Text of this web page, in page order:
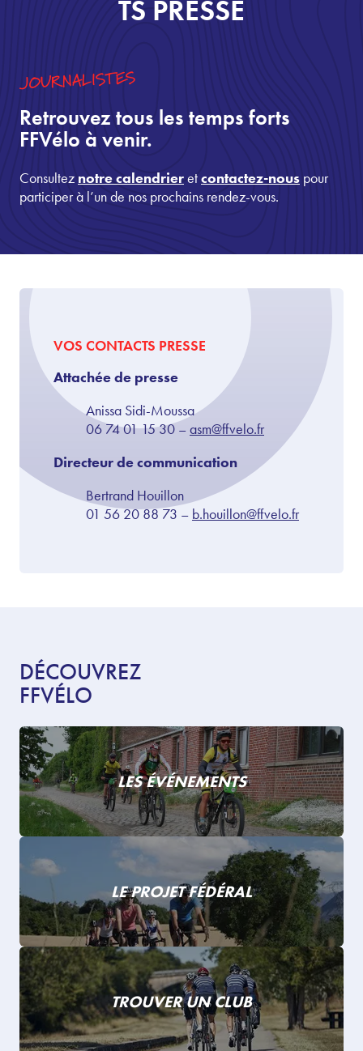
TS PRESSE
JOURNALISTES
Retrouvez tous les temps forts
FFVélo à venir.
Consultez notre calendrieretcontactez-nous pour
participer à l’un de nos prochains rendez-vous.
VOS CONTACTS PRESSE
Attachée de presse
Anissa Sidi-Moussa
06 74 01 15 30 –asm@ffvelo.fr
Directeur de communication
Bertrand Houillon
01 56 20 88 73 – b.houillon@ffvelo.fr
DÉCOUVREZ
FFVÉLO
LES ÉVÉNEMENTS
LE PROJET FÉDÉRAL
TROUVER UN CLUB